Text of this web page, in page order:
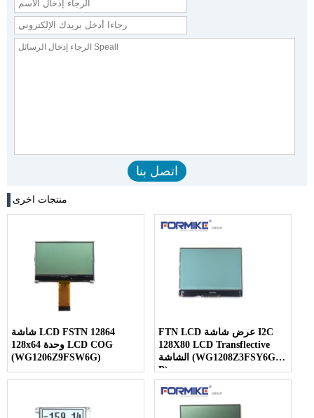
منتجات اخرى
شاشة LCD FSTN 12864
128x64 وحدة LCD COG
(WG1206Z9FSW6G)
FTN LCD عرض شاشة I2C
128X80 LCD Transflective
الشاشة (WG1208Z3FSY6G-
B)